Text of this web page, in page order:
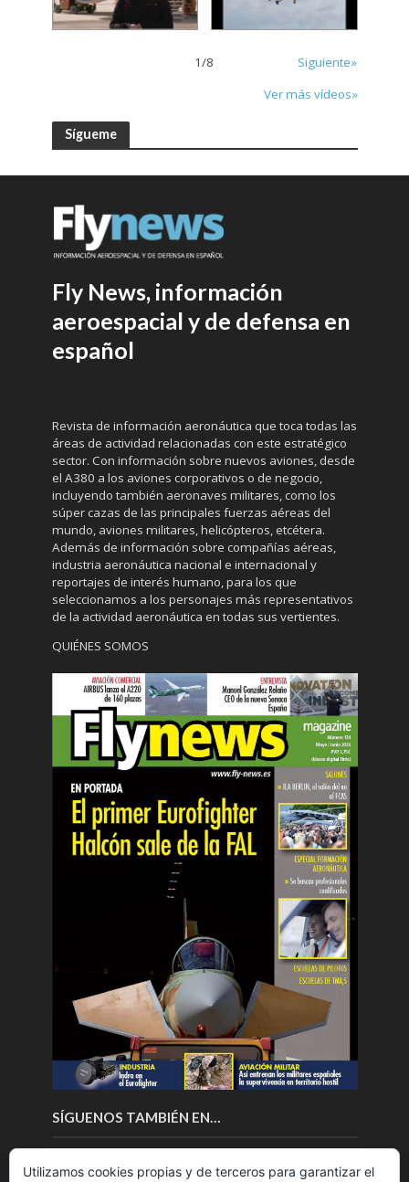
1/8
Siguiente»
Ver más vídeos»
Sígueme
Fly News, información
aeroespacial y de defensa en
español
Revista de información aeronáutica que toca todas las
áreas de actividad relacionadas con este estratégico
sector. Con información sobre nuevos aviones, desde
el A380 a los aviones corporativos o de negocio,
incluyendo también aeronaves militares, como los
súper cazas de las principales fuerzas aéreas del
mundo, aviones militares, helicópteros, etcétera.
Además de información sobre compañías aéreas,
industria aeronáutica nacional e internacional y
reportajes de interés humano, para los que
seleccionamos a los personajes más representativos
de la actividad aeronáutica en todas sus vertientes.
QUIÉNES SOMOS
SÍGUENOS TAMBIÉN EN…
Utilizamos cookies propias y de terceros para garantizar el